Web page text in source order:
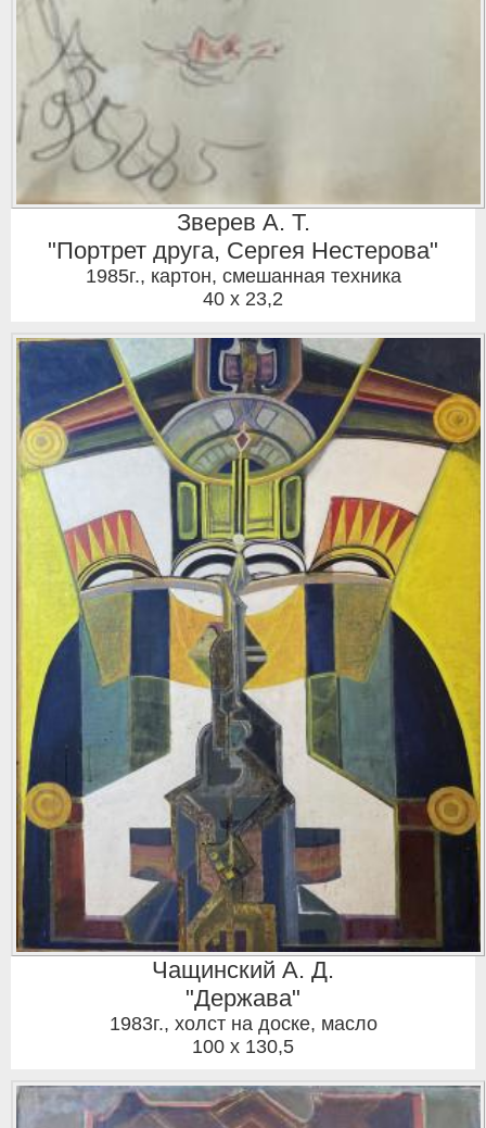
Зверев А. Т.
"Портрет друга, Сергея Нестерова"
1985г., картон, смешанная техника
40 x 23,2
Чащинский А. Д.
"Держава"
1983г., холст на доске, масло
100 x 130,5